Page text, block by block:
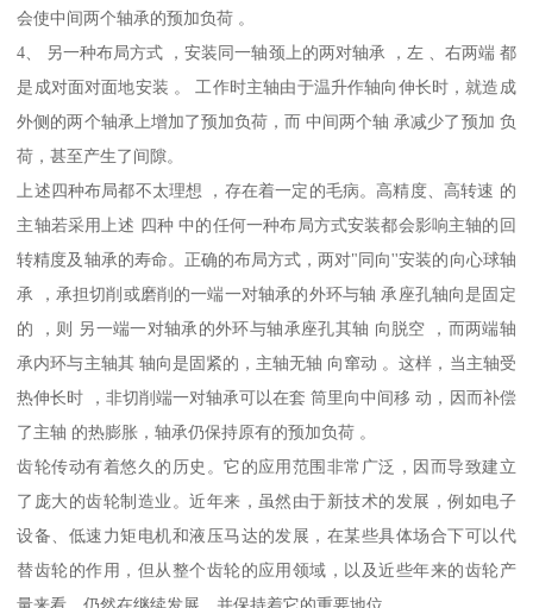
会使中间两个轴承的预加负荷 。
4、 另一种布局方式 ，安装同一轴颈上的两对轴承 ，左 、右两端 都
是成对面对面地安装 。 工作时主轴由于温升作轴向伸长时，就造成
外侧的两个轴承上增加了预加负荷，而 中间两个轴 承减少了预加 负
荷，甚至产生了间隙。
上述四种布局都不太理想 ，存在着一定的毛病。高精度、高转速 的
主轴若采用上述 四种 中的任何一种布局方式安装都会影响主轴的回
转精度及轴承的寿命。正确的布局方式，两对"同向''安装的向心球轴
承 ，承担切削或磨削的一端一对轴承的外环与轴 承座孔轴向是固定
的 ，则 另一端一对轴承的外环与轴承座孔其轴 向脱空 ，而两端轴
承内环与主轴其 轴向是固紧的，主轴无轴 向窜动 。这样，当主轴受
热伸长时 ，非切削端一对轴承可以在套 筒里向中间移 动，因而补偿
了主轴 的热膨胀，轴承仍保持原有的预加负荷 。
齿轮传动有着悠久的历史。它的应用范围非常广泛，因而导致建立
了庞大的齿轮制造业。近年来，虽然由于新技术的发展，例如电子
设备、低速力矩电机和液压马达的发展，在某些具体场合下可以代
替齿轮的作用，但从整个齿轮的应用领域，以及近些年来的齿轮产
量来看，仍然在继续发展，并保持着它的重要地位。